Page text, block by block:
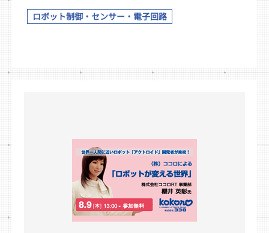
ロボット制御・センサー・電子回路